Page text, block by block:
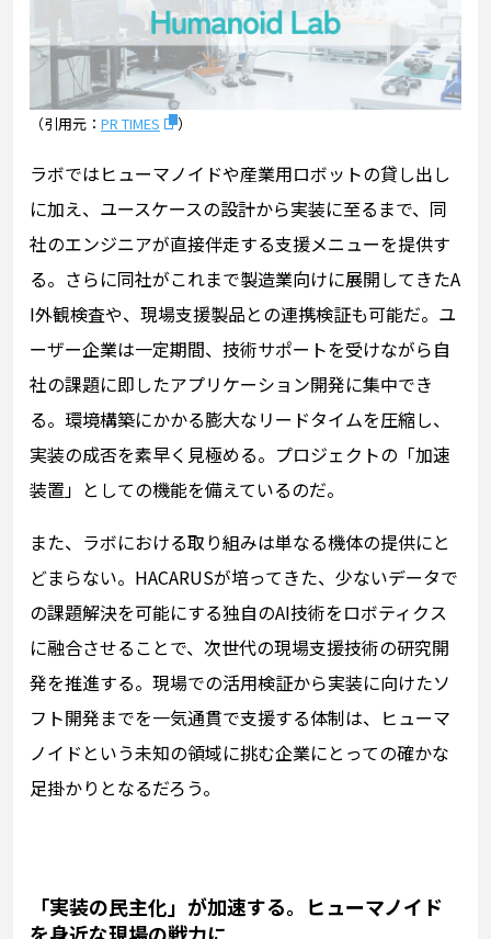
（引用元： PR TIMES ）
ラボではヒューマノイドや産業用ロボットの貸し出し
に加え、ユースケースの設計から実装に至るまで、同
社のエンジニアが直接伴走する支援メニューを提供す
る。さらに同社がこれまで製造業向けに展開してきたA
I外観検査や、現場支援製品との連携検証も可能だ。ユ
ーザー企業は一定期間、技術サポートを受けながら自
社の課題に即したアプリケーション開発に集中でき
る。環境構築にかかる膨大なリードタイムを圧縮し、
実装の成否を素早く見極める。プロジェクトの「加速
装置」としての機能を備えているのだ。
また、ラボにおける取り組みは単なる機体の提供にと
どまらない。HACARUSが培ってきた、少ないデータで
の課題解決を可能にする独自のAI技術をロボティクス
に融合させることで、次世代の現場支援技術の研究開
発を推進する。現場での活用検証から実装に向けたソ
フト開発までを一気通貫で支援する体制は、ヒューマ
ノイドという未知の領域に挑む企業にとっての確かな
足掛かりとなるだろう。
「実装の民主化」が加速する。ヒューマノイド
を身近な現場の戦力に